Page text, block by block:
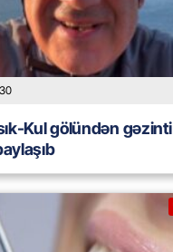
Kul gölündən gəzinti